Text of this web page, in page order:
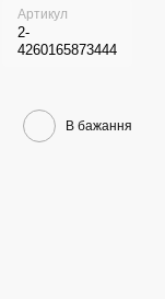
Артикул
2-
4260165873444
В бажання